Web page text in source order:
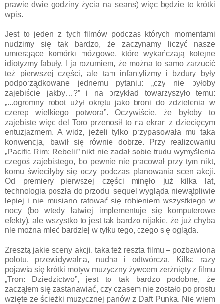
prawie dwie godziny życia na seans) więc będzie to krótki
wpis.
Jest to jeden z tych filmów podczas których momentami
nudzimy się tak bardzo, że zaczynamy liczyć nasze
umierające komórki mózgowe, które wykańczają kolejne
idiotyzmy fabuły. I ja rozumiem, że można to samo zarzucić
też pierwszej części, ale tam infantylizmy i bzdury były
podporządkowane jednemu pytaniu: „czy nie byłoby
zajebiście jakby…?” i na przykład towarzyszyło temu:
„...ogromny robot użył okrętu jako broni do zdzielenia w
czerep wielkiego potwora”. Oczywiście, że byłoby to
zajebiste więc del Toro przenosił to na ekran z dziecięcym
entuzjazmem. A widz, jeżeli tylko przypasowała mu taka
konwencja, bawił się równie dobrze. Przy realizowaniu
„Pacific Rim: Rebelii” nikt nie zadał sobie trudu wymyślenia
czegoś zajebistego, bo pewnie nie pracował przy tym nikt,
komu świeciłyby się oczy podczas planowania scen akcji.
Od premiery pierwszej części minęło już kilka lat,
technologia poszła do przodu, sequel wygląda niewątpliwie
lepiej i nie musiano ratować się robieniem wszystkiego w
nocy (bo wtedy łatwiej implementuje się komputerowe
efekty), ale wszystko to jest tak bardzo nijakie, że już chyba
nie można mieć bardziej w tyłku tego, czego się ogląda.
Zresztą jakie sceny akcji, taka też reszta filmu – pozbawiona
polotu, przewidywalna, nudna i odtwórcza. Kilka razy
pojawia się krótki motyw muzyczny żywcem zerżnięty z filmu
„Tron: Dziedzictwo”, jest to tak bardzo podobne, że
zacząłem się zastanawiać, czy czasem nie zostało po prostu
wzięte ze ścieżki muzycznej panów z Daft Punka. Nie wiem